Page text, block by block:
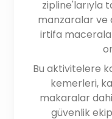
zipline'larıyla
manzaralar ve
irtifa
Bu aktivitelere
kemerleri,
makaralar
güvenlik